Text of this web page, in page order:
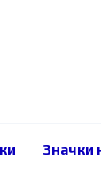
Значки